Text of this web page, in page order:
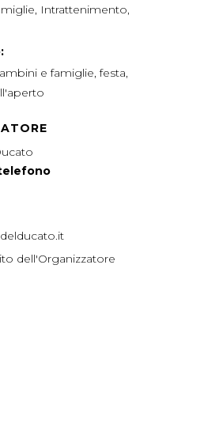
, Intrattenimento,
e famiglie,festa,
dell'Organizzatore